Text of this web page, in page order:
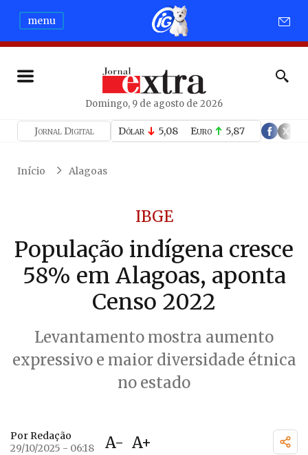
menu
Domingo, 9 de agosto de 2026
Jornal Digital Dólar 5,08 Euro 5,87
Início Alagoas
IBGE
População indígena cresce
58% em Alagoas, aponta
Censo 2022
Levantamento mostra aumento
expressivo e maior diversidade étnica
no estado
Por Redação
29/10/2025 - 06:18
A- A+